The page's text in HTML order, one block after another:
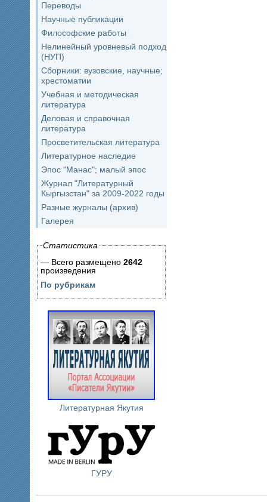
Переводы
Научные публикации
Философские работы
Нелинейный уровневый подход
(НУП)
Сборники: вузовские, научные;
хрестоматии
Учебная и методическая
литература
Деловая и справочная
литература
Просветительская литература
Литературное наследие
Эпос "Манас"; малый эпос
Журнал "Литературный
Кыргызстан" за 2009-2022 годы
Разные журналы (архив)
Галерея
Статистика
— Всего размещено 2642
произведения
По рубрикам
Литературная Якутия
ГУРУ